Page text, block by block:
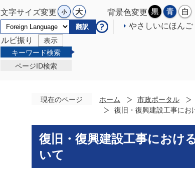
文字サイズ変更 背景色変更
翻訳 やさしいにほんご
ルビ振り
表示
キーワード検索
ページID検索
現在のページ ホーム 市政ポータル
復旧・復興建設工事にお
復旧・復興建設工事におけ
いて